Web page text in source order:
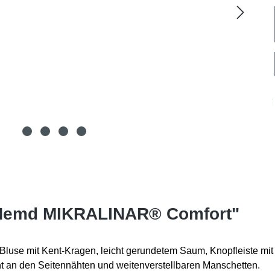
MIKRALINAR® Comfort"
mit Kent-Kragen, leicht gerundetem Saum, Knopfleiste
an den Seitennähten und weitenverstellbaren Manschetten.